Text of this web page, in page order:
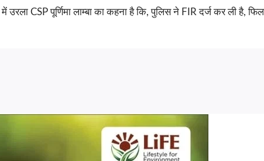
CSP पूर्णिमा लाम्बा का कहना है कि, पुलिस ने FIR दर्ज कर ली है,